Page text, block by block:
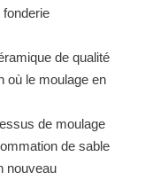
de qualité
où le moulage en
de moulage
de sable
nouveau